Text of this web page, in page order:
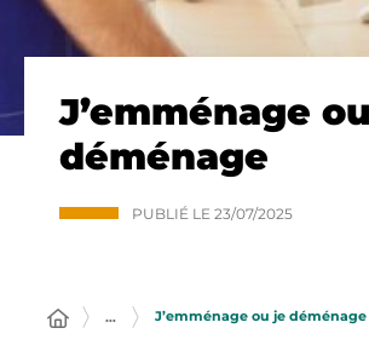
J’emménage
déménage
PUBLIÉ LE 23/07/2025
… J’emménage ou je déménage